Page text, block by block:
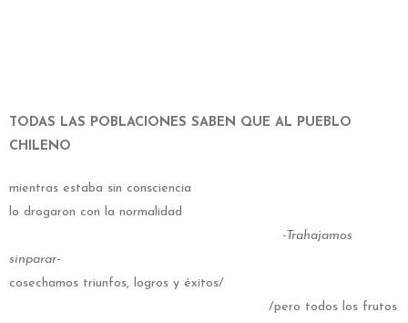
TODAS LAS POBLACIONES SABEN QUE AL PUEBLO
CHILENO
mientras estaba sin consciencia
lo drogaron con la normalidad
-Trahajamos
sinparar-
cosechamos triunfos, logros y éxitos/
/pero todos los frutos